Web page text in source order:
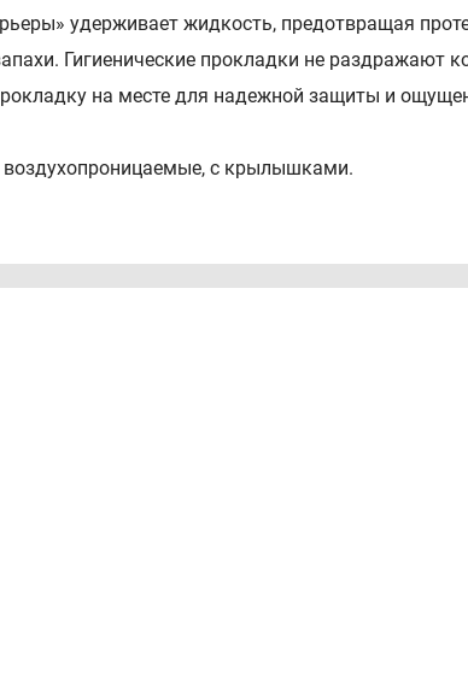
удерживает жидкость, предотвращая
Гигиенические прокладки не раздражают
на месте для надежной защиты и
воздухопроницаемые, с крылышками.
прохладном месте.